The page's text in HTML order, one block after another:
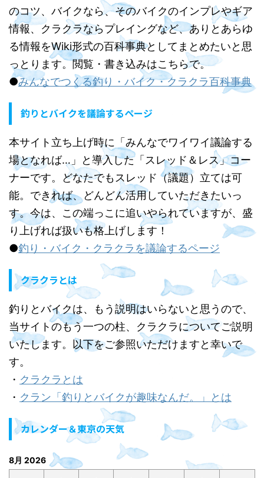
のコツ、バイクなら、そのバイクのインプレやギア
情報、クラクラならプレイングなど、ありとあらゆ
る情報をWiki形式の百科事典としてまとめたいと思
っとります。閲覧・書き込みはこちらで。
●みんなでつくる釣り・バイク・クラクラ百科事典
釣りとバイクを議論するページ
本サイト立ち上げ時に「みんなでワイワイ議論する
場となれば…」と導入した「スレッド＆レス」コー
ナーです。どなたでもスレッド（議題）立ては可
能。できれば、どんどん活用していただきたいっ
す。今は、この端っこに追いやられていますが、盛
り上げれば扱いも格上げします！
●釣り・バイク・クラクラを議論するページ
クラクラとは
釣りとバイクは、もう説明はいらないと思うので、
当サイトのもう一つの柱、クラクラについてご説明
いたします。以下をご参照いただけますと幸いで
す。
・ クラクラとは
・ クラン「釣りとバイクが趣味なんだ。」とは
カレンダー＆東京の天気
8月 2026